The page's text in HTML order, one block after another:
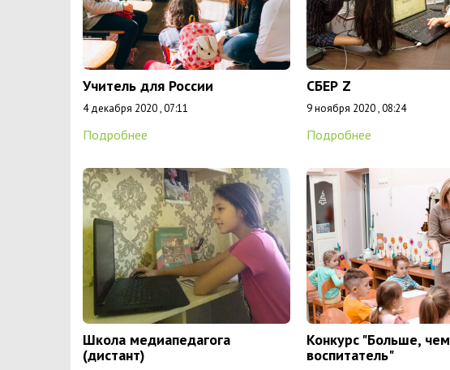
Учитель для России
4 декабря 2020 , 07:11
Подробнее
СБЕР Z
9 ноября 2020 , 08:24
Подробнее
Школа медиапедагога
(дистант)
Конкурс "Больше, чем
воспитатель"